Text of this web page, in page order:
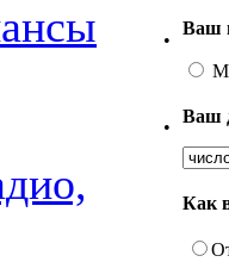
•
Ваш
•
Ваш
Как